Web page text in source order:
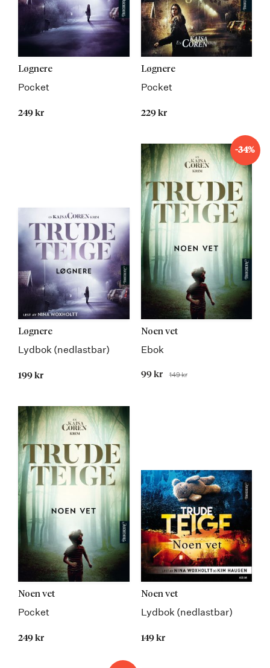
Løgnere
Pocket
249 kr
Løgnere
Pocket
229 kr
Løgnere
Lydbok (nedlastbar)
199 kr
-34%
Noen vet
Ebok
Tilbudspris
99 kr Før
149 kr
Noen vet
Pocket
249 kr
Noen vet
Lydbok (nedlastbar)
149 kr